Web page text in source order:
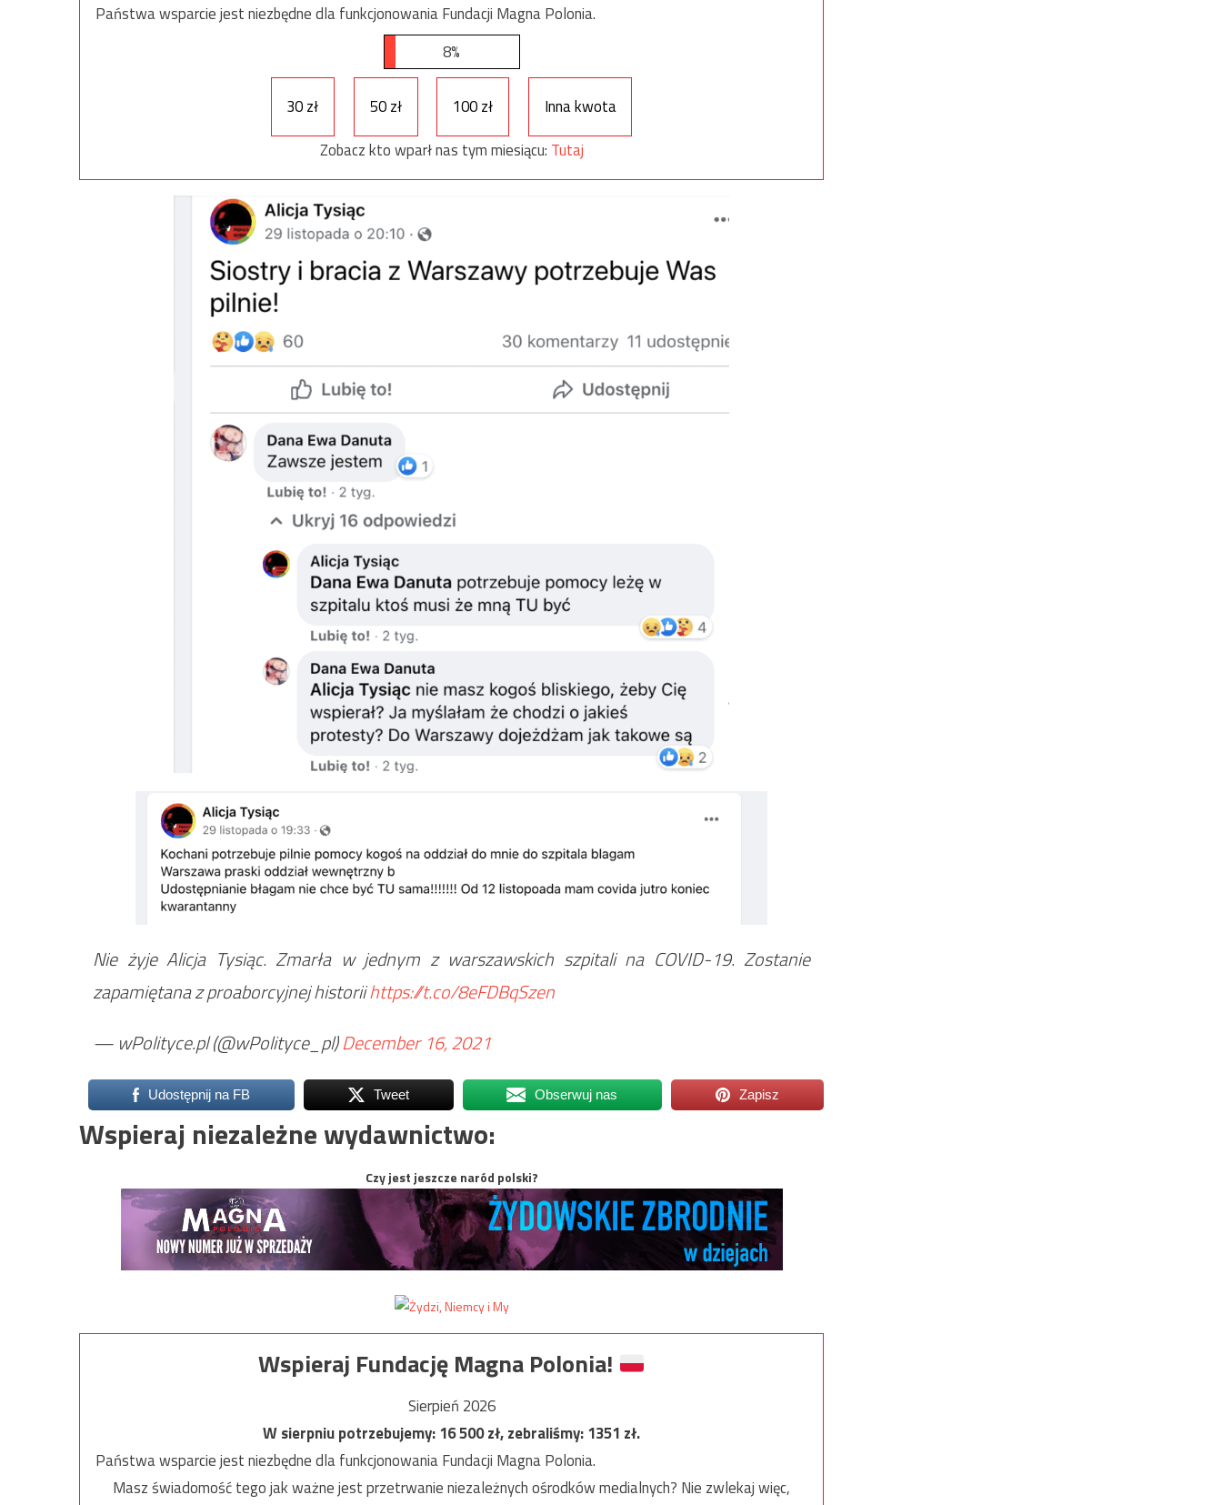
Państwa wsparcie jest niezbędne dla funkcjonowania Fundacji Magna Polonia.
8%
30 zł 50 zł 100 zł
Inna kwota
Zobacz kto wparł nas tym miesiącu: Tutaj
Nie żyje Alicja Tysiąc. Zmarła w jednym z warszawskich szpitali na COVID-19. Zostanie
zapamiętana z proaborcyjnej historiihttps://t.co/8eFDBqSzen
— wPolityce.pl (@wPolityce_pl)December 16, 2021
Udostępnij na FB Tweet Obserwuj nas Zapisz
Wspieraj niezależne wydawnictwo:
Czy jest jeszcze naród polski?
Wspieraj Fundację Magna Polonia!
Sierpień 2026
W sierpniu potrzebujemy:16 500zł, zebraliśmy:1351 zł.
Państwa wsparcie jest niezbędne dla funkcjonowania Fundacji Magna Polonia.
Masz świadomość tego jak ważne jest przetrwanie niezależnych ośrodków medialnych? Nie zwlekaj więc,